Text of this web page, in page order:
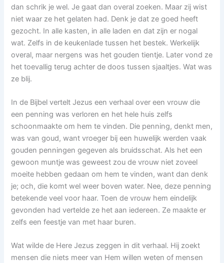
dan schrik je wel. Je gaat dan overal zoeken. Maar zij wist
niet waar ze het gelaten had. Denk je dat ze goed heeft
gezocht. In alle kasten, in alle laden en dat zijn er nogal
wat. Zelfs in de keukenlade tussen het bestek. Werkelijk
overal, maar nergens was het gouden tientje. Later vond ze
het toevallig terug achter de doos tussen sjaaltjes. Wat was
ze blij.
In de Bijbel vertelt Jezus een verhaal over een vrouw die
een penning was verloren en het hele huis zelfs
schoonmaakte om hem te vinden. Die penning, denkt men,
was van goud, want vroeger bij een huwelijk werden vaak
gouden penningen gegeven als bruidsschat. Als het een
gewoon muntje was geweest zou de vrouw niet zoveel
moeite hebben gedaan om hem te vinden, want dan denk
je; och, die komt wel weer boven water. Nee, deze penning
betekende veel voor haar. Toen de vrouw hem eindelijk
gevonden had vertelde ze het aan iedereen. Ze maakte er
zelfs een feestje van met haar buren.
Wat wilde de Here Jezus zeggen in dit verhaal. Hij zoekt
mensen die niets meer van Hem willen weten of mensen